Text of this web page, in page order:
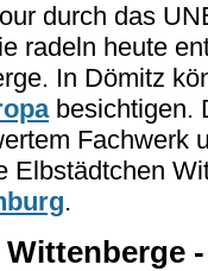
durch das
radeln heute
In Dömitz
besichtigen.
Fachwerk
Elbstädtchen
.
Wittenberge